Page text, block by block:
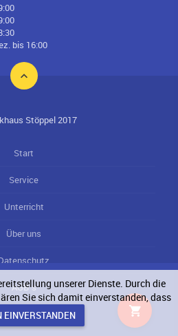
bis 16:00
Stöppel 2017
Start
Service
Unterricht
Über uns
AGB`s
Impressum
unserer Dienste. Durch die
Sie sich damit einverstanden, dass